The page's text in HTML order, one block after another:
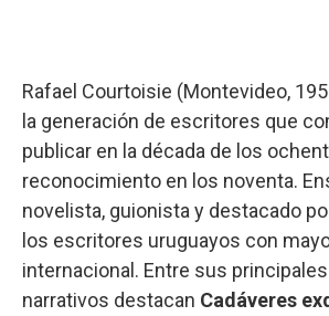
Rafael Courtoisie (Montevideo,
la generación de escritores que
publicar en la década de los
reconocimiento en los noventa.
novelista, guionista y destacado
los escritores uruguayos con
internacional. Entre sus
narrativos destacan Cadáveres